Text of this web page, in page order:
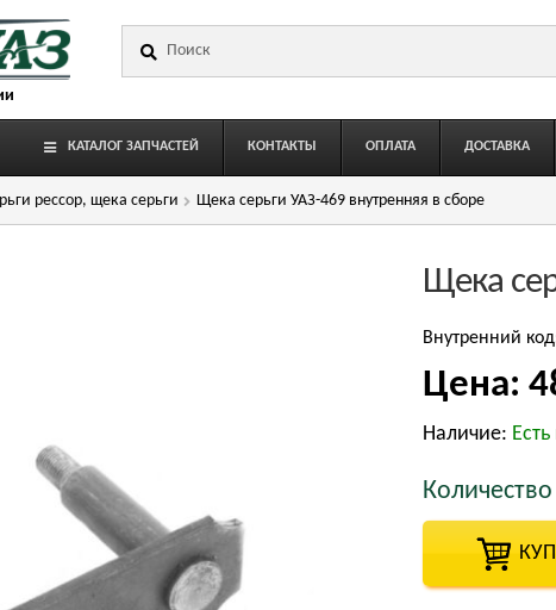
КАТАЛОГ ЗАПЧАСТЕЙ КОНТАКТЫ ОПЛАТА ДОСТАВКА
рессор, щека серьги Щека серьги УАЗ-469 внутренняя в сборе
Щека
Внутренний
Цена:
Наличие:
Количество